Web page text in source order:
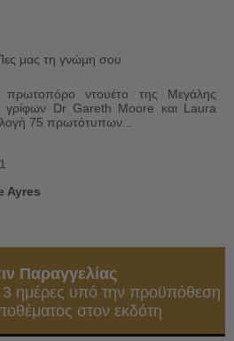
μας τη γνώμη σου
ντουέτο της Μεγάλης
γρίφων Dr Gareth Moore και Laura
75 πρωτότυπων...
Ayres
Παραγγελίας
3 ημέρες υπό την προϋπόθεση
στον εκδότη